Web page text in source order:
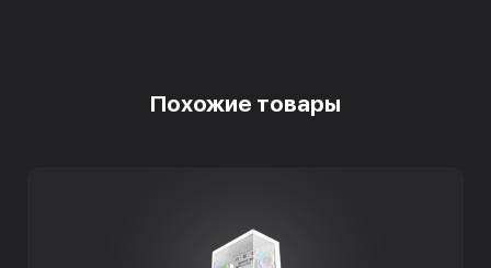
Похожие товары